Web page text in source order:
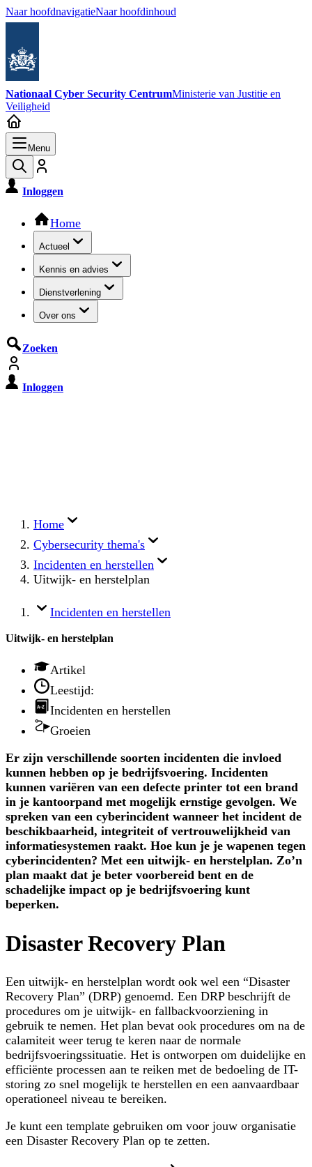
Naar hoofdnavigatieNaar hoofdinhoud
Nationaal Cyber Security CentrumMinisterie van Justitie en
Veiligheid
Menu
Inloggen
Hoofdnavigatie
Home
Actueel
Kennis en advies
Dienstverlening
Over ons
Zoeken
Inloggen
Home
Cybersecurity thema's
Incidenten en herstellen
Uitwijk- en herstelplan
Incidenten en herstellen
Uitwijk- en herstelplan
Artikel
Leestijd:
Incidenten en herstellen
Groeien
Er zijn verschillende soorten incidenten die invloed
kunnen hebben op je bedrijfsvoering. Incidenten
kunnen variëren van een defecte printer tot een brand
in je kantoorpand met mogelijk ernstige gevolgen. We
spreken van een cyberincident wanneer het incident de
beschikbaarheid, integriteit of vertrouwelijkheid van
informatiesystemen raakt. Hoe kun je je wapenen tegen
cyberincidenten? Met een uitwijk- en herstelplan. Zo’n
plan maakt dat je beter voorbereid bent en de
schadelijke impact op je bedrijfsvoering kunt
beperken.
Disaster Recovery Plan
Een uitwijk- en herstelplan wordt ook wel een “Disaster
Recovery Plan” (DRP) genoemd. Een DRP beschrijft de
procedures om je uitwijk- en fallbackvoorziening in
gebruik te nemen. Het plan bevat ook procedures om na de
calamiteit weer terug te keren naar de normale
bedrijfsvoeringssituatie. Het is ontworpen om duidelijke en
efficiënte processen aan te reiken met de bedoeling de IT-
storing zo snel mogelijk te herstellen en een aanvaardbaar
operationeel niveau te bereiken.
Je kunt een template gebruiken om voor jouw organisatie
een Disaster Recovery Plan op te zetten.